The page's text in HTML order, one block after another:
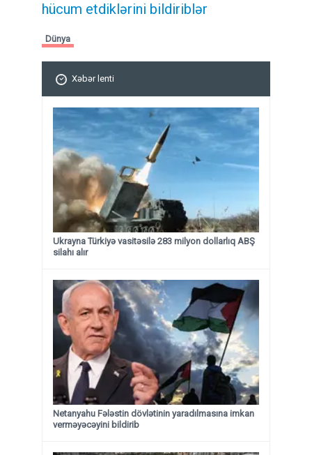
hücum etdiklərini bildiriblər
Dünya
Xəbər lenti
Ukrayna Türkiyə vasitəsilə 283 milyon dollarlıq ABŞ
silahı alır
Netanyahu Fələstin dövlətinin yaradılmasına imkan
verməyəcəyini bildirib